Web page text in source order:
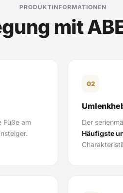
PRODUKTINFORMATIONEN
mit
Füße am
02
Der
Häufigste